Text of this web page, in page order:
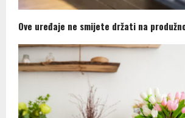
Ove uređaje ne smijete držati na